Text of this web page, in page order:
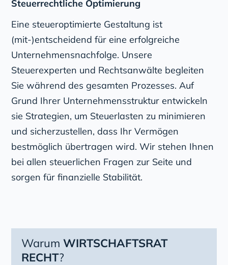
Steuerrechtliche Optimierung
Eine steueroptimierte Gestaltung ist
(mit-)entscheidend für eine erfolgreiche
Unternehmensnachfolge. Unsere
Steuerexperten und Rechtsanwälte begleiten
Sie während des gesamten Prozesses. Auf
Grund Ihrer Unternehmensstruktur entwickeln
sie Strategien, um Steuerlasten zu minimieren
und sicherzustellen, dass Ihr Vermögen
bestmöglich übertragen wird. Wir stehen Ihnen
bei allen steuerlichen Fragen zur Seite und
sorgen für finanzielle Stabilität.
Warum WIRTSCHAFTSRAT
RECHT?